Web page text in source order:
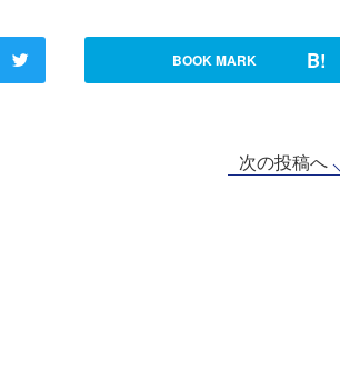
BOOK MARK B!
次の投稿へ